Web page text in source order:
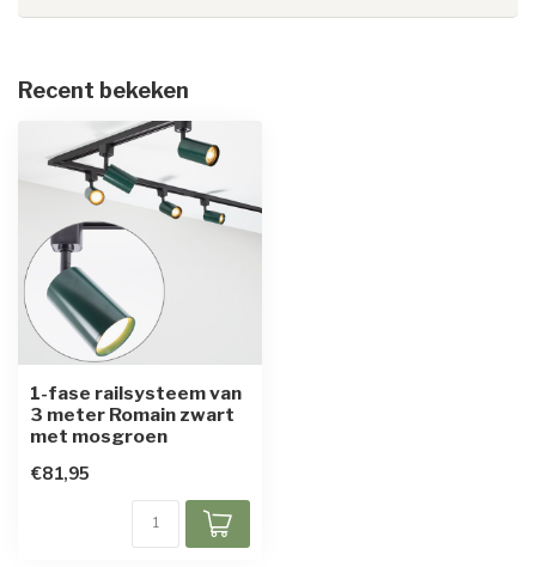
Recent bekeken
1-fase railsysteem van
3 meter Romain zwart
met mosgroen
€81,95